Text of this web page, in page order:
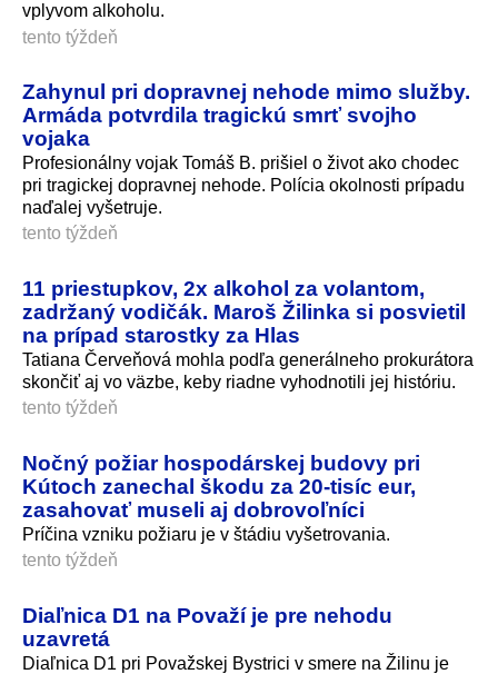
vplyvom alkoholu.
tento týždeň
Zahynul pri dopravnej nehode mimo služby.
Armáda potvrdila tragickú smrť svojho
vojaka
Profesionálny vojak Tomáš B. prišiel o život ako chodec
pri tragickej dopravnej nehode. Polícia okolnosti prípadu
naďalej vyšetruje.
tento týždeň
11 priestupkov, 2x alkohol za volantom,
zadržaný vodičák. Maroš Žilinka si posvietil
na prípad starostky za Hlas
Tatiana Červeňová mohla podľa generálneho prokurátora
skončiť aj vo väzbe, keby riadne vyhodnotili jej históriu.
tento týždeň
Nočný požiar hospodárskej budovy pri
Kútoch zanechal škodu za 20-tisíc eur,
zasahovať museli aj dobrovoľníci
Príčina vzniku požiaru je v štádiu vyšetrovania.
tento týždeň
Diaľnica D1 na Považí je pre nehodu
uzavretá
Diaľnica D1 pri Považskej Bystrici v smere na Žilinu je